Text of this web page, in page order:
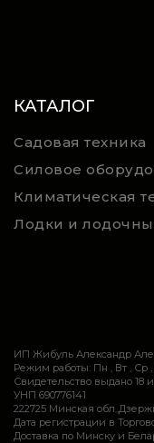
КАТАЛОГ
Садовая техника
Силовое
Климатическая
Лодки и
ИП Жибуль Александр
Режим работы: Пн , Вт , Ср ,
Свидетельство выдано 18
УНП 690776141
222725 Минская
Дата регистрации в
Доставка по Минску и